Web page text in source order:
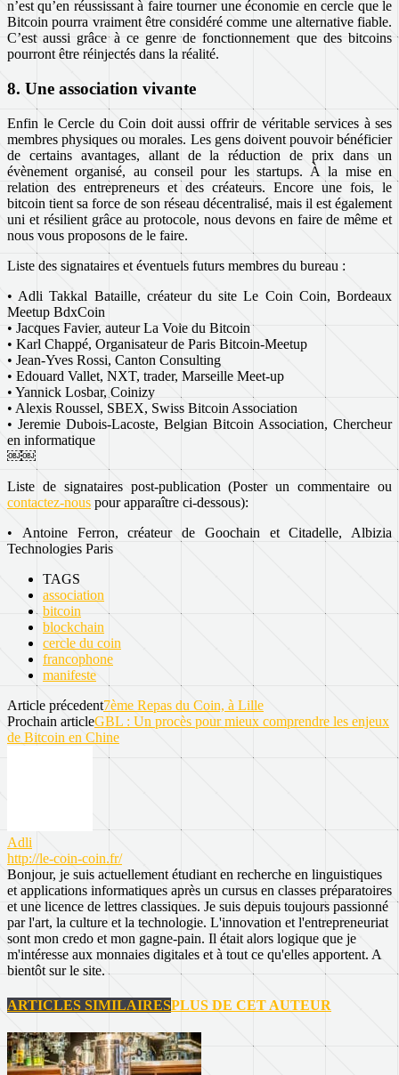
n’est qu’en réussissant à faire tourner une économie en cercle que le
Bitcoin pourra vraiment être considéré comme une alternative fiable.
C’est aussi grâce à ce genre de fonctionnement que des bitcoins
pourront être réinjectés dans la réalité.
8. Une association vivante
Enfin le Cercle du Coin doit aussi offrir de véritable services à ses
membres physiques ou morales. Les gens doivent pouvoir bénéficier
de certains avantages, allant de la réduction de prix dans un
évènement organisé, au conseil pour les startups. À la mise en
relation des entrepreneurs et des créateurs. Encore une fois, le
bitcoin tient sa force de son réseau décentralisé, mais il est également
uni et résilient grâce au protocole, nous devons en faire de même et
nous vous proposons de le faire.
Liste des signataires et éventuels futurs membres du bureau :
• Adli Takkal Bataille, créateur du site Le Coin Coin, Bordeaux
Meetup BdxCoin
• Jacques Favier, auteur La Voie du Bitcoin
• Karl Chappé, Organisateur de Paris Bitcoin-Meetup
• Jean-Yves Rossi, Canton Consulting
• Edouard Vallet, NXT, trader, Marseille Meet-up
• Yannick Losbar, Coinizy
• Alexis Roussel, SBEX, Swiss Bitcoin Association
• Jeremie Dubois-Lacoste, Belgian Bitcoin Association, Chercheur
en informatique
￼￼
Liste de signataires post-publication (Poster un commentaire ou
contactez-nous pour apparaître ci-dessous):
• Antoine Ferron, créateur de Goochain et Citadelle, Albizia
Technologies Paris
TAGS
association
bitcoin
blockchain
cercle du coin
francophone
manifeste
Article précedent7ème Repas du Coin, à Lille
Prochain articleGBL : Un procès pour mieux comprendre les enjeux
de Bitcoin en Chine
Adli
http://le-coin-coin.fr/
Bonjour, je suis actuellement étudiant en recherche en linguistiques
et applications informatiques après un cursus en classes préparatoires
et une licence de lettres classiques. Je suis depuis toujours passionné
par l'art, la culture et la technologie. L'innovation et l'entrepreneuriat
sont mon credo et mon gagne-pain. Il était alors logique que je
m'intéresse aux monnaies digitales et à tout ce qu'elles apportent. A
bientôt sur le site.
ARTICLES SIMILAIRESPLUS DE CET AUTEUR